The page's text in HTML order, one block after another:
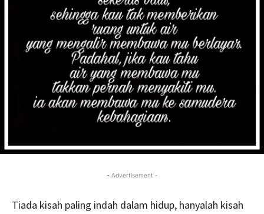
- Advertisement -
Tiada kisah paling indah dalam hidup, hanyalah kisah